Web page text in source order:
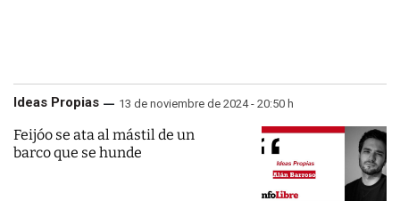
Ideas Propias 13 de noviembre de 2024 - 20:50 h
Feijóo se ata al mástil de un
barco que se hunde